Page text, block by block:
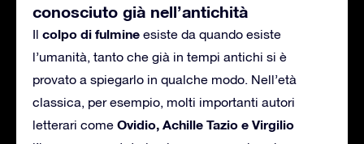
conosciuto già nell’antichità
Il colpo di fulmine esiste da quando esiste
l’umanità, tanto che già in tempi antichi si è
provato a spiegarlo in qualche modo. Nell’età
classica, per esempio, molti importanti autori
letterari come Ovidio, Achille Tazio e Virgilio